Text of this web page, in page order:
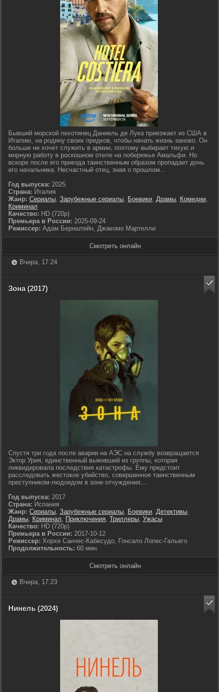
Бывший морской пехотинец Даниель де Лука приезжает из США в
Италию, на родину своих предков, чтобы начать жизнь заново. Он
больше не хочет служить в армии, поэтому выбирает тихую и
мирную работу в роскошном отеле на побережье Амальфи. Но
вскоре после его приезда таинственным образом пропадает дочь
его начальника. Несчастный отец, зная о прошлом...
Год выпуска: 2025
Страна: Италия
Жанр: Сериалы, Зарубежные сериалы, Боевики, Драмы, Комедии,
Криминал
Качество: HD (720p)
Премьера в России: 2025-09-24
Режиссер: Адам Бернштейн, Джакомо Мартелли
Смотреть онлайн
Вчера, 17:24
Зона (2017)
Спустя три года после аварии на АЭС на службу возвращается
Эктор Урия, единственный выживший из группы, которая
ликвидировала последствия катастрофы. Ему предстоит
расследовать жестокое убийство, совершенное таинственным
преступником-людоедом в зоне отчуждения....
Год выпуска: 2017
Страна: Испания
Жанр: Сериалы, Зарубежные сериалы, Боевики, Детективы,
Драмы, Криминал, Приключения, Триллеры, Ужасы
Качество: HD (720p)
Премьера в России: 2017-10-12
Режиссер: Хорхе Санчес-Кабесудо, Гонсало Лопес-Гальего
Продолжительность: 60 мин
Смотреть онлайн
Вчера, 17:23
Нинель (2024)